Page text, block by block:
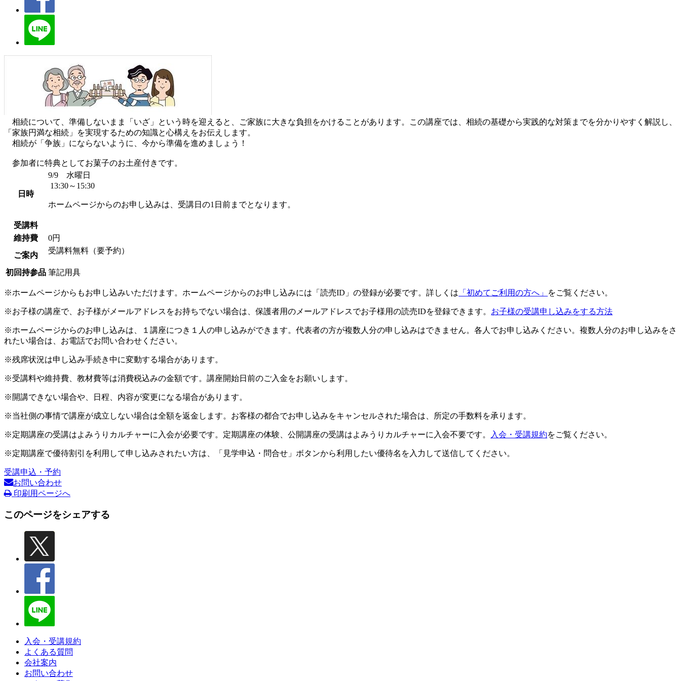
相続について、準備しないまま「いざ」という時を迎えると、ご家族に大きな負担をかけることがあります。この講座では、相続の基礎から実践的な対策までを分かりやすく解説し、
「家族円満な相続」を実現するための知識と心構えをお伝えします。
相続が「争族」にならないように、今から準備を進めましょう！
参加者に特典としてお菓子のお土産付きです。
日時
9/9 水曜日
13:30～15:30
ホームページからのお申し込みは、受講日の1日前までとなります。
受講料
維持費
0円
ご案内
受講料無料（要予約）
初回持参品 筆記用具
※ホームページからもお申し込みいただけます。ホームページからのお申し込みには「読売ID」の登録が必要です。詳しくは 「初めてご利用の方へ」 をご覧ください。
※お子様の講座で、お子様がメールアドレスをお持ちでない場合は、保護者用のメールアドレスでお子様用の読売IDを登録できます。 お子様の受講申し込みをする方法
※ホームページからのお申し込みは、１講座につき１人の申し込みができます。代表者の方が複数人分の申し込みはできません。各人でお申し込みください。複数人分のお申し込みをさ
れたい場合は、お電話でお問い合わせください。
※残席状況は申し込み手続き中に変動する場合があります。
※受講料や維持費、教材費等は消費税込みの金額です。講座開始日前のご入金をお願いします。
※開講できない場合や、日程、内容が変更になる場合があります。
※当社側の事情で講座が成立しない場合は全額を返金します。お客様の都合でお申し込みをキャンセルされた場合は、所定の手数料を承ります。
※定期講座の受講はよみうりカルチャーに入会が必要です。定期講座の体験、公開講座の受講はよみうりカルチャーに入会不要です。 入会・受講規約をご覧ください。
※定期講座で優待割引を利用して申し込みされたい方は、「見学申込・問合せ」ボタンから利用したい優待名を入力して送信してください。
受講申込・予約
お問い合わせ
印刷用ページへ
このページをシェアする
入会・受講規約
よくある質問
会社案内
お問い合わせ